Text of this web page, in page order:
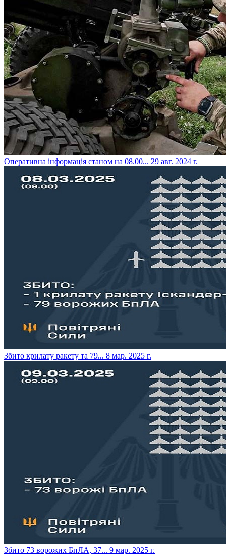
​Оперативна інформація станом на 08.00... 29 авг. 2024 г.
​Збито крилату ракету та 79... 8 мар. 2025 г.
​Збито 73 ворожих БпЛА, 37... 9 мар. 2025 г.